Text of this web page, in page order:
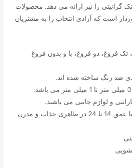
گرانیتی را نیز ارائه می دهد. محصولات
است که آزادی انتخاب را به مشتریان
فروغ، دو فروغ، با و بدون فروغ
ضد زنگ ساخته شده اند.
و لوازم جانبی می باشند.
سینک ظرفشویی این برند با عمق 14 تا 24 در ظاهری جذاب و مدرن